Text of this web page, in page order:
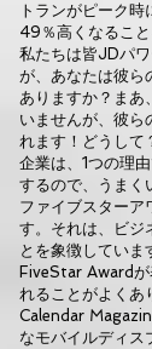
トランがピーク
49％高くなること
私たちは皆JDパ
が、あなたは彼ら
ありますか？まあ
いませんが、彼ら
れます！どうして
企業は、1つの理
するので、うまく
ファイブスターア
す。それは、ビジ
とを象徴してい
FiveStar Awardが
れることがよくあ
Calendar
なモバイルディス